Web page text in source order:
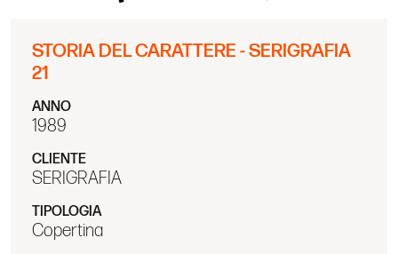
STORIA DEL CARATTERE - SERIGRAFIA
21
ANNO
1989
CLIENTE
SERIGRAFIA
TIPOLOGIA
Copertina